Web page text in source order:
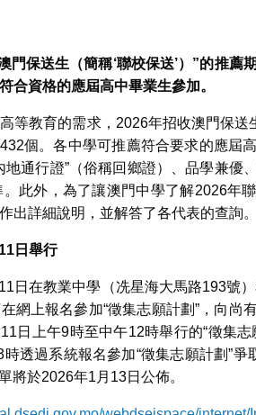
門保送生（簡稱‘聯校保送’） ”的推薦
合資格的應屆高中畢業生參加。
等教育的需求，2026年招收澳門保送
個。各中學可推薦符合要求的應屆
通行證”（俗稱回鄉證）、品學兼優
此外，為了讓澳門中學了解2026年
出詳細說明，並解答了各代表的查詢。
11 日舉行
日在教業中學（冼星海大馬路193號
網上報名參加“徵集志願計劃”，向尚
日上午9時至中午12時舉行的“徵集志
透過系統報名參加“徵集志願計劃”爭
將於2026年1月13日公佈。